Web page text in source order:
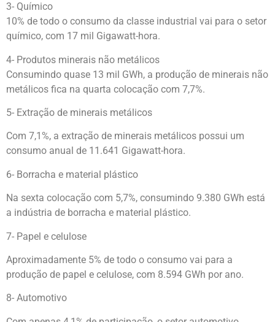
3- Químico
10% de todo o consumo da classe industrial vai para o setor
químico, com 17 mil Gigawatt-hora.
4- Produtos minerais não metálicos
Consumindo quase 13 mil GWh, a produção de minerais não
metálicos fica na quarta colocação com 7,7%.
5- Extração de minerais metálicos
Com 7,1%, a extração de minerais metálicos possui um
consumo anual de 11.641 Gigawatt-hora.
6- Borracha e material plástico
Na sexta colocação com 5,7%, consumindo 9.380 GWh está
a indústria de borracha e material plástico.
7- Papel e celulose
Aproximadamente 5% de todo o consumo vai para a
produção de papel e celulose, com 8.594 GWh por ano.
8- Automotivo